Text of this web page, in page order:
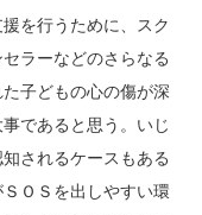
を行うために、スク
ラーなどのさらなる
子どもの心の傷が深
であると思う。いじ
されるケースもある
ＯＳを出しやすい環